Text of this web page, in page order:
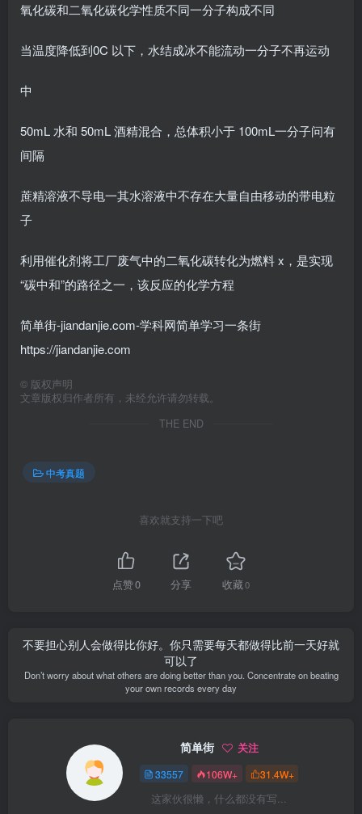
氧化碳和二氧化碳化学性质不同一分子构成不同
当温度降低到0C 以下，水结成冰不能流动一分子不再运动
中
50mL 水和 50mL 酒精混合，总体积小于 100mL一分子问有
间隔
蔗精溶液不导电一其水溶液中不存在大量自由移动的带电粒
子
利用催化剂将工厂废气中的二氧化碳转化为燃料 x，是实现
“碳中和”的路径之一，该反应的化学方程
简单街-jiandanjie.com-学科网简单学习一条街
https://jiandanjie.com
© 版权声明
文章版权归作者所有，未经允许请勿转载。
THE END
中考真题
喜欢就支持一下吧
点赞0 分享 收藏0
不要担心别人会做得比你好。你只需要每天都做得比前一天好就
可以了
Don’t worry about what others are doing better than you. Concentrate on beating
your own records every day
简单街 关注
33557 106W+ 31.4W+
这家伙很懒，什么都没有写...